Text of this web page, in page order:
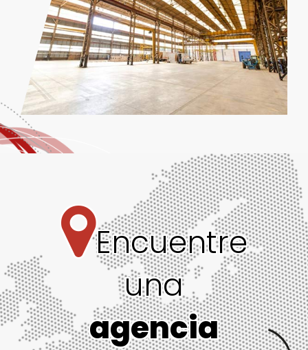
Encuentre
una
agencia